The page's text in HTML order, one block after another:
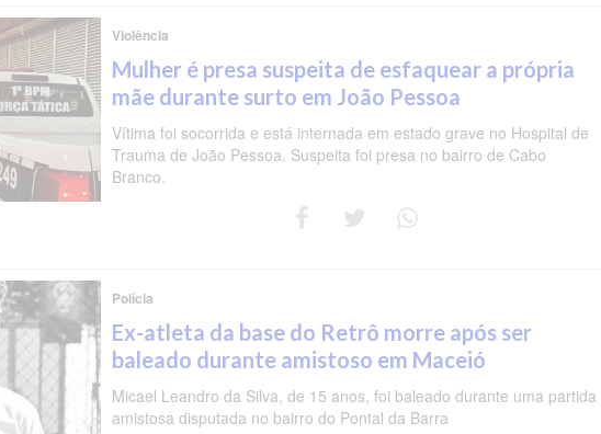
Violência
Mulher é presa suspeita de esfaquear a própria
mãe durante surto em João Pessoa
Vítima foi socorrida e está internada em estado grave no Hospital de
Trauma de João Pessoa. Suspeita foi presa no bairro de Cabo
Branco.
Polícia
Ex-atleta da base do Retrô morre após ser
baleado durante amistoso em Maceió
Micael Leandro da Silva, de 15 anos, foi baleado durante uma partida
amistosa disputada no bairro do Pontal da Barra